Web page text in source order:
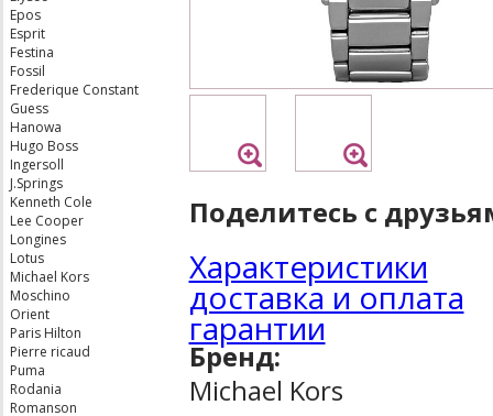
Epos
Esprit
Festina
Fossil
Frederique Constant
Guess
Hanowa
Hugo Boss
Ingersoll
J.Springs
Kenneth Cole
Lee Cooper
Longines
Lotus
Michael Kors
Moschino
Orient
Paris Hilton
Pierre ricaud
Puma
Rodania
Romanson
Поделитесь с
Характеристики
доставка и оплата
гарантии
Бренд:
Michael Kors